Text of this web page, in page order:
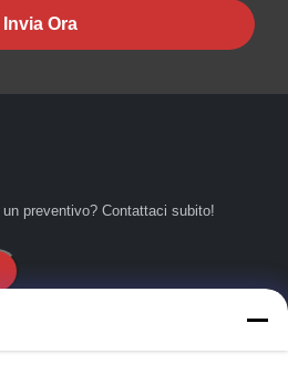
Invia Ora
preventivo? Contattaci subito!